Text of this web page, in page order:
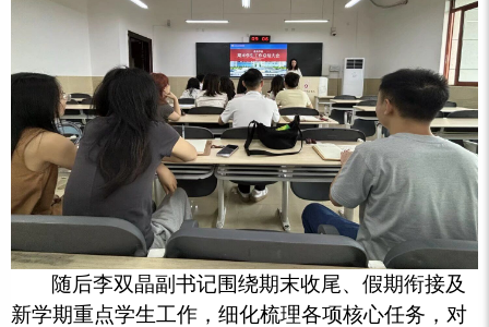
随后李双晶副书记围绕期末收尾、假期衔接及
新学期重点学生工作，细化梳理各项核心任务，对